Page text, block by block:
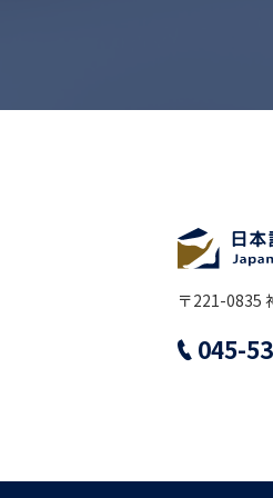
〒221-0835
045-